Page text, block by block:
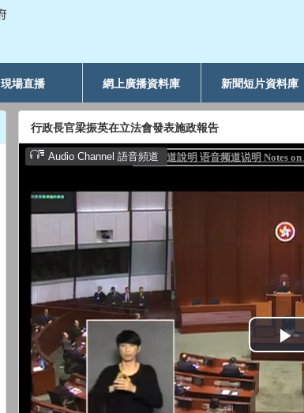
現場直播 網上廣播資料庫 新聞短片資料庫
行政長官梁振英在立法會發表施政報告